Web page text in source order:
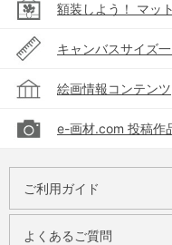
額装しよう！ マッ
キャンバスサイズ
絵画情報コンテンツ
e-画材.com 投稿作
ご利用ガイド
よくあるご質問